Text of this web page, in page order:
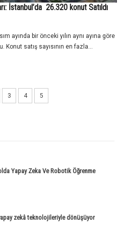
İstanbul’da 26.320 konut Satıldı
ayında bir önceki yılın aynı ayına göre
Konut satış sayısının en fazla...
3 4 5
Yapay Zeka Ve Robotik Öğrenme
zekâ teknolojileriyle dönüşüyor